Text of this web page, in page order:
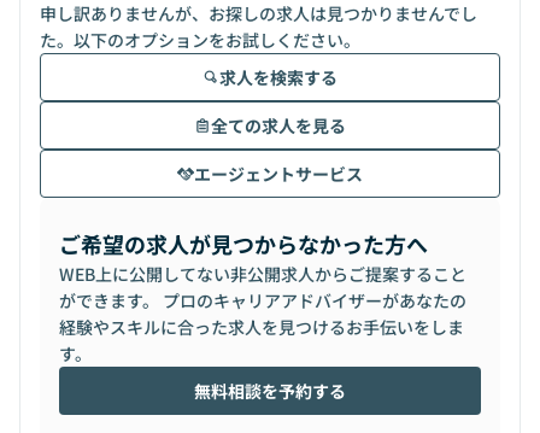
申し訳ありませんが、お探しの求人は見つかりませんでし
た。以下のオプションをお試しください。
求人を検索する
全ての求人を見る
エージェントサービス
ご希望の求人が見つからなかった方へ
WEB上に公開してない非公開求人からご提案すること
ができます。 プロのキャリアアドバイザーがあなたの
経験やスキルに合った求人を見つけるお手伝いをしま
す。
無料相談を予約する